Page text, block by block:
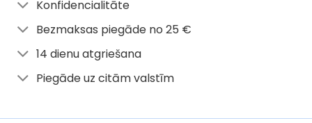
Konfidencialitāte
Bezmaksas piegāde no 25 €
14 dienu atgriešana
Piegāde uz citām valstīm